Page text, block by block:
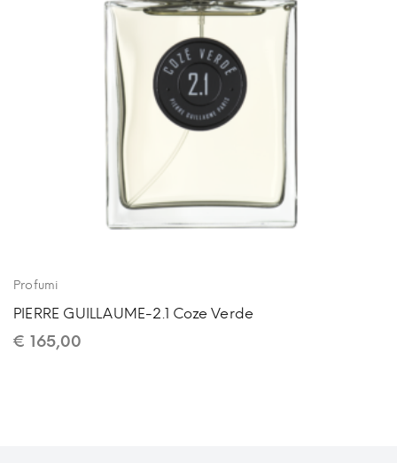
Profumi
PIERRE GUILLAUME-2.1 Coze Verde
€ 165,00